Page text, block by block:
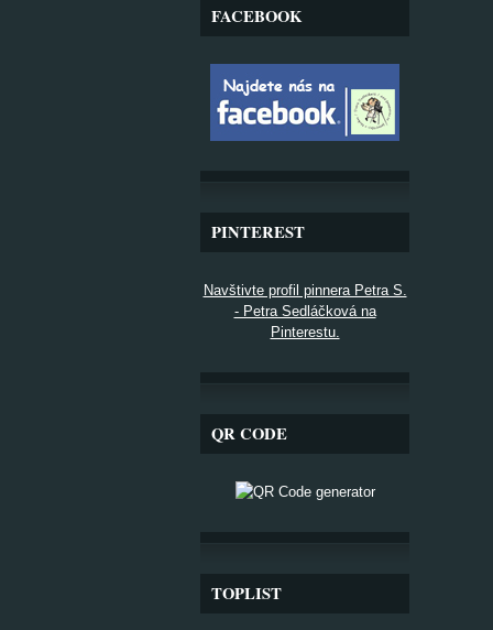
FACEBOOK
PINTEREST
Navštivte profil pinnera Petra S.
- Petra Sedláčková na
Pinterestu.
QR CODE
TOPLIST